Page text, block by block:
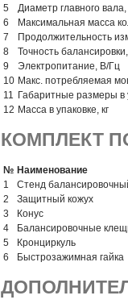
5
Диаметр главного
6
Максимальная масса
7
Продолжительность
8
Точность балансировки,
9
Электропитание, В/Гц
10 Макс. потребляемая
11
Габаритные размеры в
12 Масса в упаковке, кг
КОМПЛЕКТ
№ Наименование
1
Стенд
2
Защитный кожух
3
Конус
4
Балансировочные
5
Кронциркуль
6
Быстрозажимная гайка